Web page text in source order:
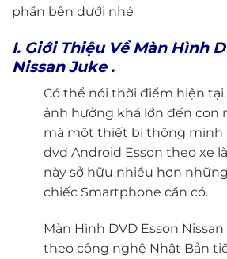
phần bên dưới nhé
I. Giới Thiệu Về Màn Hình
Nissan Juke .
Có thể nói thời điểm hiện
ảnh hưởng khá lớn đến con
mà một thiết bị thông minh
dvd Android Esson theo xe
này sở hữu nhiều hơn
chiếc Smartphone cần có.
Màn Hình DVD Esson
theo công nghệ Nhật Bản